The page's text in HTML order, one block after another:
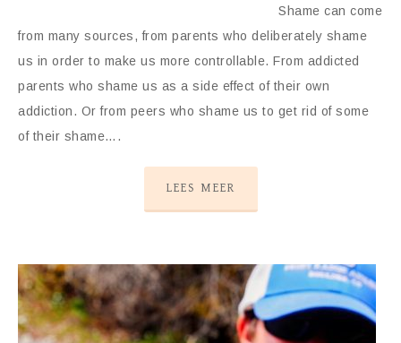
Shame can come
from many sources, from parents who deliberately shame
us in order to make us more controllable. From addicted
parents who shame us as a side effect of their own
addiction. Or from peers who shame us to get rid of some
of their shame….
LEES MEER